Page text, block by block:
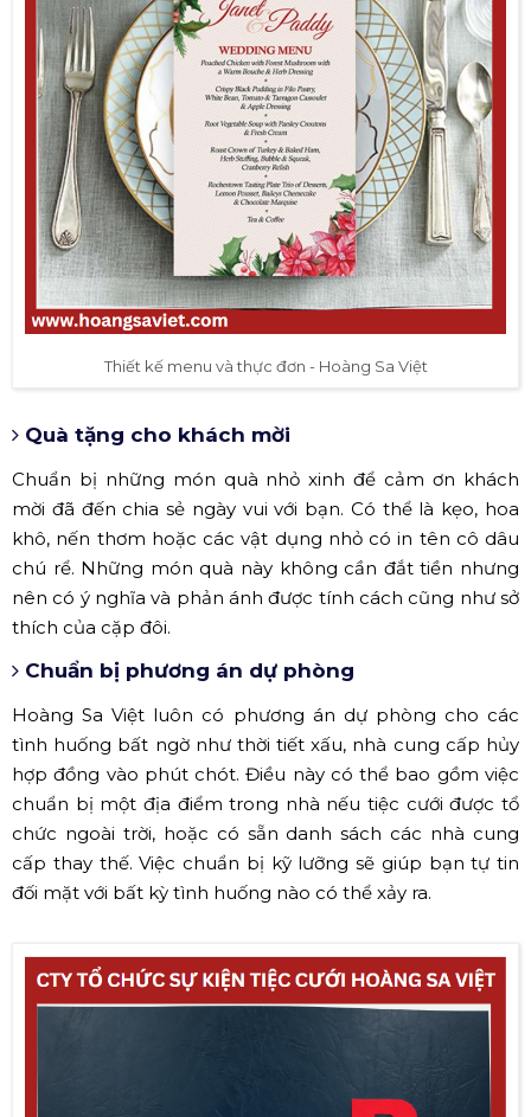
Thiết kế menu và thực đơn - Hoàng Sa Việt
Quà tặng cho khách mời
Chuẩn bị những món quà nhỏ xinh để cảm ơn khách
mời đã đến chia sẻ ngày vui với bạn. Có thể là kẹo, hoa
khô, nến thơm hoặc các vật dụng nhỏ có in tên cô dâu
chú rể. Những món quà này không cần đắt tiền nhưng
nên có ý nghĩa và phản ánh được tính cách cũng như sở
thích của cặp đôi.
Chuẩn bị phương án dự phòng
Hoàng Sa Việt luôn có phương án dự phòng cho các
tình huống bất ngờ như thời tiết xấu, nhà cung cấp hủy
hợp đồng vào phút chót. Điều này có thể bao gồm việc
chuẩn bị một địa điểm trong nhà nếu tiệc cưới được tổ
chức ngoài trời, hoặc có sẵn danh sách các nhà cung
cấp thay thế. Việc chuẩn bị kỹ lưỡng sẽ giúp bạn tự tin
đối mặt với bất kỳ tình huống nào có thể xảy ra.